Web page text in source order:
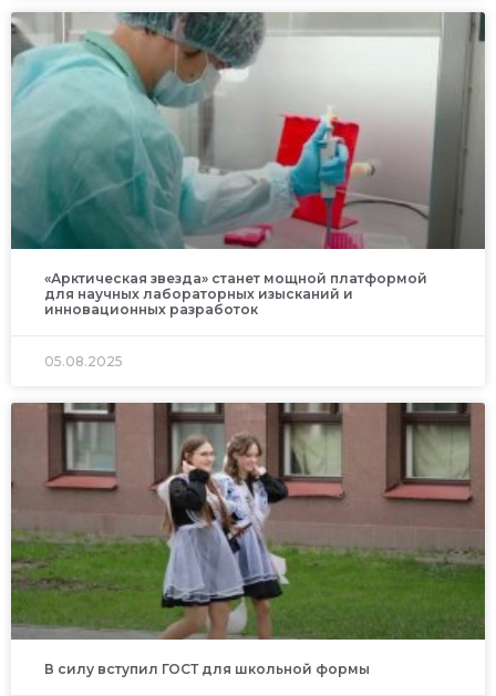
«Арктическая звезда» станет мощной платформой
для научных лабораторных изысканий и
инновационных разработок
05.08.2025
В силу вступил ГОСТ для школьной формы